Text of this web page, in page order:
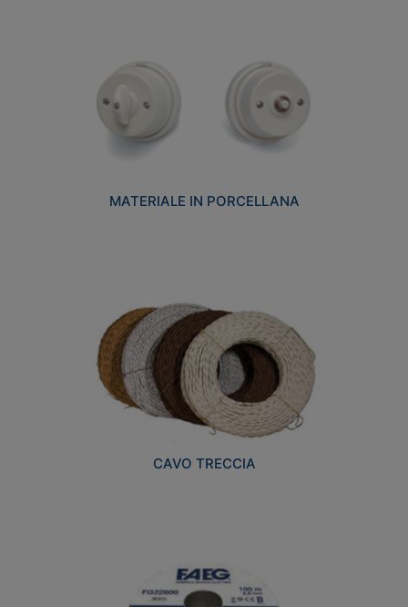
MATERIALE IN PORCELLANA
CAVO TRECCIA